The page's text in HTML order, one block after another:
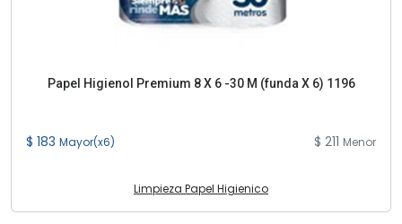
Papel Higienol Premium 8 X 6 -30 M (funda X 6) 1196
$ 183 Mayor(x6) $ 211 Menor
Limpieza Papel Higienico